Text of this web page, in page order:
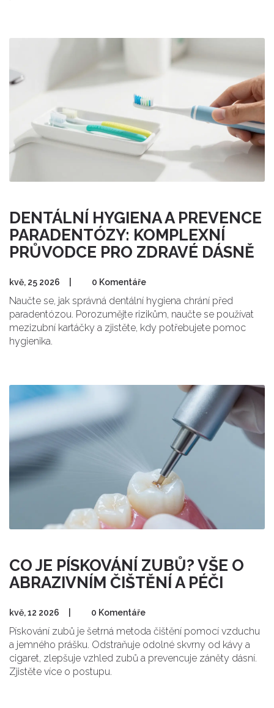
DENTÁLNÍ HYGIENA A PREVENCE
PARADENTÓZY: KOMPLEXNÍ
PRŮVODCE PRO ZDRAVÉ DÁSNĚ
kvě, 25 2026 0 Komentáře
Naučte se, jak správná dentální hygiena chrání před
paradentózou. Porozumějte rizikům, naučte se používat
mezizubní kartáčky a zjistěte, kdy potřebujete pomoc
hygienika.
CO JE PÍSKOVÁNÍ ZUBŮ? VŠE O
ABRAZIVNÍM ČIŠTĚNÍ A PÉČI
kvě, 12 2026 0 Komentáře
Pískování zubů je šetrná metoda čištění pomocí vzduchu
a jemného prášku. Odstraňuje odolné skvrny od kávy a
cigaret, zlepšuje vzhled zubů a prevencuje záněty dásní.
Zjistěte více o postupu.